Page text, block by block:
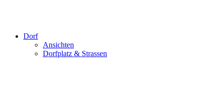
Dorf
Ansichten
Dorfplatz & Strassen